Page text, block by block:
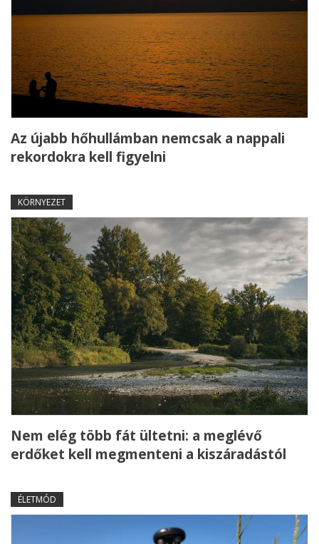
Az újabb hőhullámban nemcsak a nappali
rekordokra kell figyelni
KÖRNYEZET
Nem elég több fát ültetni: a meglévő
erdőket kell megmenteni a kiszáradástól
ÉLETMÓD